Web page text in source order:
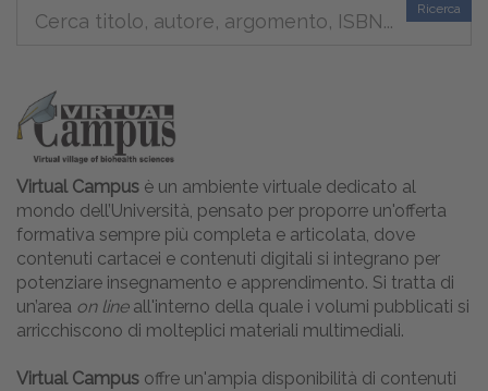
Ricerca
Virtual Campus è un ambiente virtuale dedicato al
mondo dell’Università, pensato per proporre un'offerta
formativa sempre più completa e articolata, dove
contenuti cartacei e contenuti digitali si integrano per
potenziare insegnamento e apprendimento. Si tratta di
un’area on lineall'interno della quale i volumi pubblicati si
arricchiscono di molteplici materiali multimediali.
Virtual Campus offre un'ampia disponibilità di contenuti